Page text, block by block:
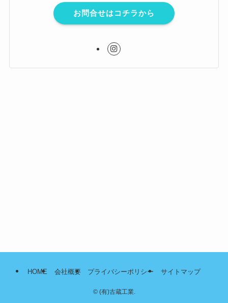
お問合せはコチラから
HOME 会社概要 プライバシーポリシー サイトマップ
©(有)古蔵工業.